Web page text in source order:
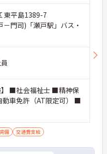
東平島1389-7
－門司)「瀬戸駅」バス・
】 ■社会福祉士 ■精神保
車免許（AT限定可） ■
備 交通費支給